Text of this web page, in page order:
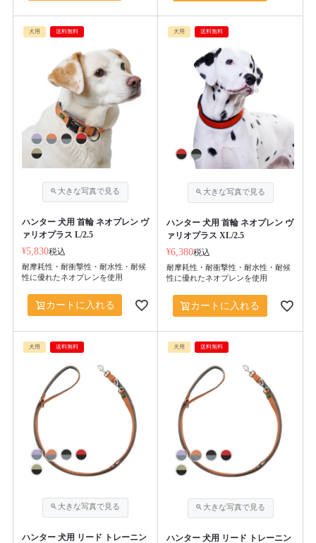
犬用 送料無料
ハンター 犬用 首輪 ネオプレン ヴ
ァリオプラス L/2.5
¥5,830税込
耐摩耗性・耐衝撃性・耐水性・耐候
性に優れたネオプレンを使用
カートに入れる
犬用 送料無料
ハンター 犬用 首輪 ネオプレン ヴ
ァリオプラス XL/2.5
¥6,380税込
耐摩耗性・耐衝撃性・耐水性・耐候
性に優れたネオプレンを使用
カートに入れる
犬用 送料無料
ハンター 犬用 リード トレーニン
犬用 送料無料
ハンター 犬用 リード トレーニン